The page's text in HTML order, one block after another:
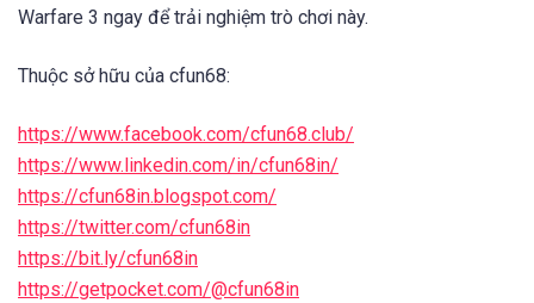
Warfare 3 ngay để trải nghiệm trò chơi này.
Thuộc sở hữu của cfun68:
https://www.facebook.com/cfun68.club/
https://www.linkedin.com/in/cfun68in/
https://cfun68in.blogspot.com/
https://twitter.com/cfun68in
https://bit.ly/cfun68in
https://getpocket.com/@cfun68in